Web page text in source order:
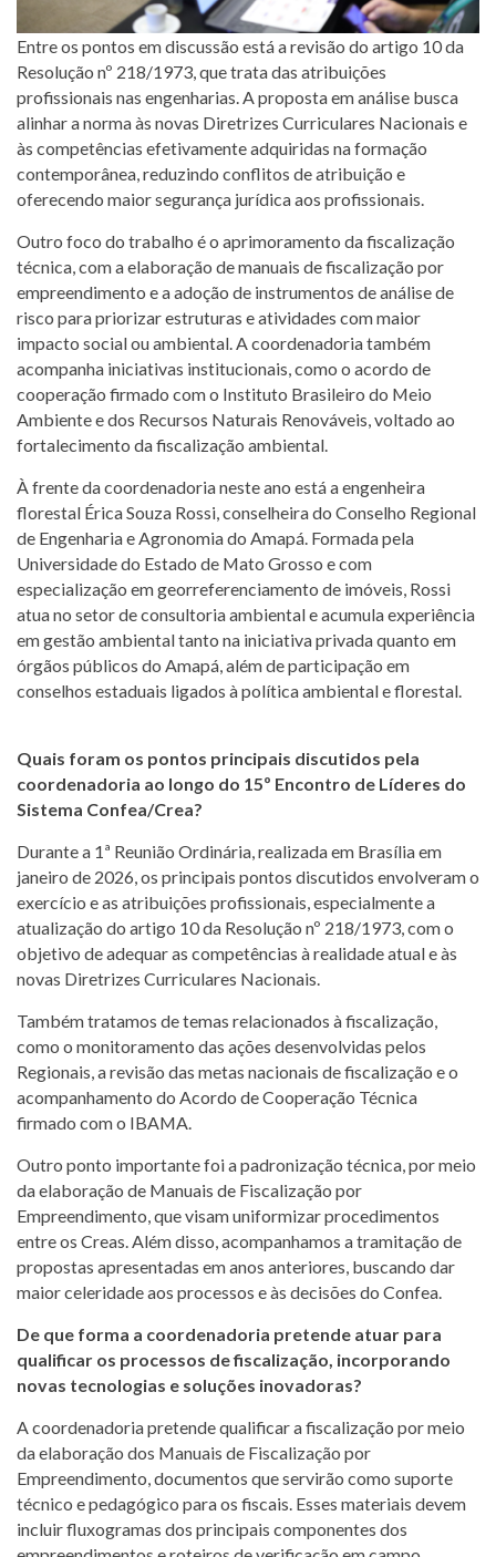
Entre os pontos em discussão está a revisão do artigo 10 da
Resolução nº 218/1973, que trata das atribuições
profissionais nas engenharias. A proposta em análise busca
alinhar a norma às novas Diretrizes Curriculares Nacionais e
às competências efetivamente adquiridas na formação
contemporânea, reduzindo conflitos de atribuição e
oferecendo maior segurança jurídica aos profissionais.
Outro foco do trabalho é o aprimoramento da fiscalização
técnica, com a elaboração de manuais de fiscalização por
empreendimento e a adoção de instrumentos de análise de
risco para priorizar estruturas e atividades com maior
impacto social ou ambiental. A coordenadoria também
acompanha iniciativas institucionais, como o acordo de
cooperação firmado com o Instituto Brasileiro do Meio
Ambiente e dos Recursos Naturais Renováveis, voltado ao
fortalecimento da fiscalização ambiental.
À frente da coordenadoria neste ano está a engenheira
florestal Érica Souza Rossi, conselheira do Conselho Regional
de Engenharia e Agronomia do Amapá. Formada pela
Universidade do Estado de Mato Grosso e com
especialização em georreferenciamento de imóveis, Rossi
atua no setor de consultoria ambiental e acumula experiência
em gestão ambiental tanto na iniciativa privada quanto em
órgãos públicos do Amapá, além de participação em
conselhos estaduais ligados à política ambiental e florestal.
Quais foram os pontos principais discutidos pela
coordenadoria ao longo do 15º Encontro de Líderes do
Sistema Confea/Crea?
Durante a 1ª Reunião Ordinária, realizada em Brasília em
janeiro de 2026, os principais pontos discutidos envolveram o
exercício e as atribuições profissionais, especialmente a
atualização do artigo 10 da Resolução nº 218/1973, com o
objetivo de adequar as competências à realidade atual e às
novas Diretrizes Curriculares Nacionais.
Também tratamos de temas relacionados à fiscalização,
como o monitoramento das ações desenvolvidas pelos
Regionais, a revisão das metas nacionais de fiscalização e o
acompanhamento do Acordo de Cooperação Técnica
firmado com o IBAMA.
Outro ponto importante foi a padronização técnica, por meio
da elaboração de Manuais de Fiscalização por
Empreendimento, que visam uniformizar procedimentos
entre os Creas. Além disso, acompanhamos a tramitação de
propostas apresentadas em anos anteriores, buscando dar
maior celeridade aos processos e às decisões do Confea.
De que forma a coordenadoria pretende atuar para
qualificar os processos de fiscalização, incorporando
novas tecnologias e soluções inovadoras?
A coordenadoria pretende qualificar a fiscalização por meio
da elaboração dos Manuais de Fiscalização por
Empreendimento, documentos que servirão como suporte
técnico e pedagógico para os fiscais. Esses materiais devem
incluir fluxogramas dos principais componentes dos